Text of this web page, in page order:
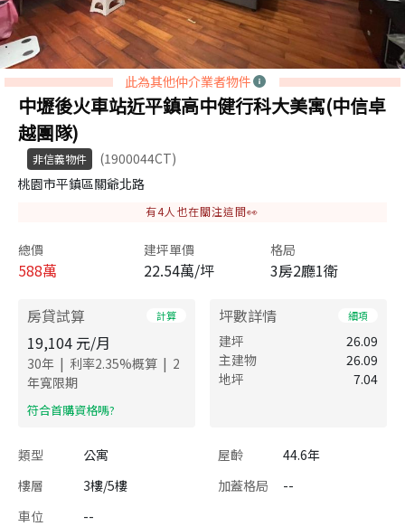
此為其他仲介業者物件
中壢後火車站近平鎮高中健行科大美寓(中信卓
越團隊)
非信義物件
(1900044CT)
桃園市平鎮區關爺北路
有4人也在關注這間👀
總價
588萬
建坪單價
22.54萬/坪
格局
3房2廳1衛
房貸試算 計算
19,104 元/月
30年 | 利率2.35%概算 | 2
年寬限期
​符合首購資格嗎?
坪數詳情 細項
建坪
26.09
主建物
26.09
地坪
7.04
類型 公寓 屋齡
44.6年
樓層
3樓/5樓 加蓋格局
--
車位
--